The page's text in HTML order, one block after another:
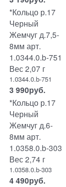
*Кольцо р.17
Черный
Жемчуг д.7,5-
8мм арт.
1.0344.0.b-751
Вес 2,07 г
1.0344.0.b-751
3 990руб.
*Кольцо р.17
Черный
Жемчуг д.6-
8мм арт.
1.0358.0.b-303
Вес 2,74 г
1.0358.0.b-303
4 490руб.